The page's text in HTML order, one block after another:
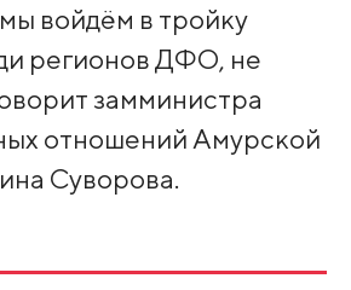
войдём в тройку
регионов ДФО, не
замминистра
отношений Амурской
Суворова.